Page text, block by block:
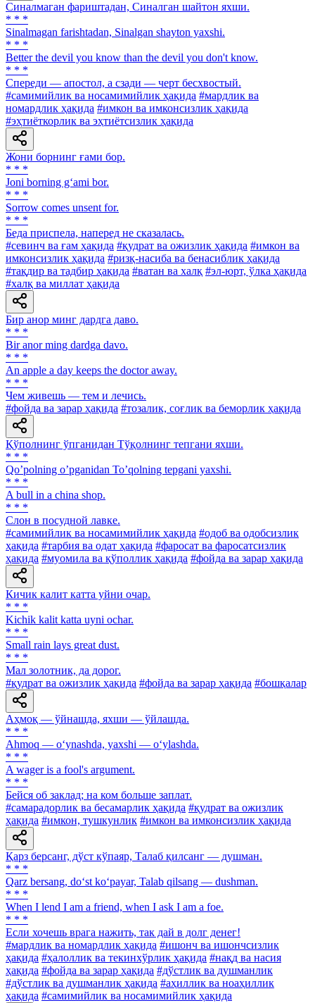
Синалмаган фариштадан, Синалган шайтон яхши.
* * *
Sinalmagan farishtadan, Sinalgan shayton yaxshi.
* * *
Better the devil you know than the devil you don't know.
* * *
Спереди — апостол, а сзади — черт бесхвостый.
#самимийлик ва носамимийлик ҳақида #мардлик ва
номардлик ҳақида #имкон ва имконсизлик ҳақида
#эҳтиёткорлик ва эҳтиётсизлик ҳақида
Жони борнинг ғами бор.
* * *
Joni borning g‘ami bor.
* * *
Sorrow comes unsent for.
* * *
Беда приспела, наперед не сказалась.
#севинч ва ғам ҳақида #қудрат ва ожизлик ҳақида #имкон ва
имконсизлик ҳақида #ризқ-насиба ва бенасиблик ҳақида
#тақдир ва тадбир ҳақида #ватан ва халқ #эл-юрт, ўлка ҳақида
#халқ ва миллат ҳақида
Бир анор минг дардга даво.
* * *
Bir anor ming dardga davo.
* * *
An apple a day keeps the doctor away.
* * *
Чем живешь — тем и лечись.
#фойда ва зарар ҳақида #тозалик, соғлик ва беморлик ҳақида
Қўполнинг ўпганидан Тўқолнинг тепгани яхши.
* * *
Qoʼpolning oʼpganidan Toʼqolning tepgani yaxshi.
* * *
A bull in a china shop.
* * *
Слон в посудной лавке.
#самимийлик ва носамимийлик ҳақида #одоб ва одобсизлик
ҳақида #тарбия ва одат ҳақида #фаросат ва фаросатсизлик
ҳақида #муомила ва қўполлик ҳақида #фойда ва зарар ҳақида
Кичик калит катта уйни очар.
* * *
Kichik kalit katta uyni ochar.
* * *
Small rain lays great dust.
* * *
Мал золотник, да дорог.
#қудрат ва ожизлик ҳақида #фойда ва зарар ҳақида #бошқалар
Аҳмоқ — ўйнашда, яхши — ўйлашда.
* * *
Ahmoq — o‘ynashda, yaxshi — o‘ylashda.
* * *
A wager is a fool's argument.
* * *
Бейся об заклад; на ком больше заплат.
#самарадорлик ва бесамарлик ҳақида #қудрат ва ожизлик
ҳақида #имкон, тушкунлик #имкон ва имконсизлик ҳақида
Қарз берсанг, дўст кўпаяр, Талаб қилсанг — душман.
* * *
Qarz bersang, do‘st ko‘payar, Talab qilsang — dushman.
* * *
When I lend I am a friend, when I ask I am a foe.
* * *
Если хочешь врага нажить, так дай в долг денег!
#мардлик ва номардлик ҳақида #ишонч ва ишончсизлик
ҳақида #ҳалоллик ва текинхўрлик ҳақида #нақд ва насия
ҳақида #фойда ва зарар ҳақида #дўстлик ва душманлик
#дўстлик ва душманлик ҳақида #аҳиллик ва ноаҳиллик
ҳақида #самимийлик ва носамимийлик ҳақида